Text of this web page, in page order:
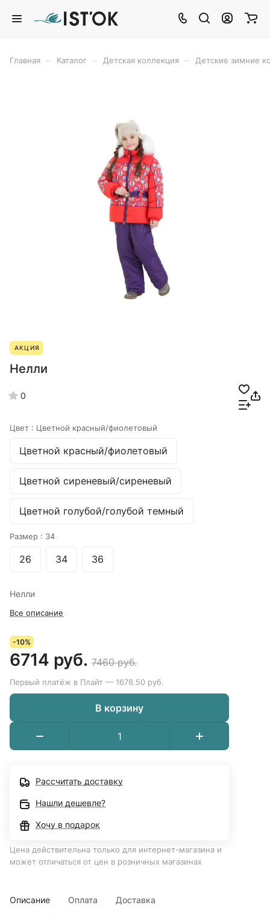
Главная Каталог Детская коллекция Детские зимние
АКЦИЯ
Нелли
0
Цвет : Цветной красный/фиолетовый
Цветной красный/фиолетовый
Цветной сиреневый/сиреневый
Цветной голубой/голубой темный
Размер : 34
26 34 36
Нелли
Все описание
-10%
6714 руб. 7460 руб.
Первый платёж в Плайт — 1678.50 руб.
В корзину
Рассчитать доставку
Нашли дешевле?
Хочу в подарок
Цена действительна только для интернет-магазина и
может отличаться от цен в розничных магазинах
Описание Оплата Доставка